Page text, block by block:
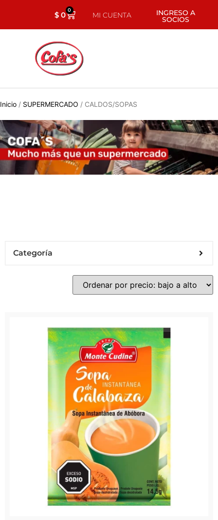
$0 0
MI CUENTA INGRESO A
SOCIOS
Inicio / SUPERMERCADO / CALDOS/SOPAS
Categoría